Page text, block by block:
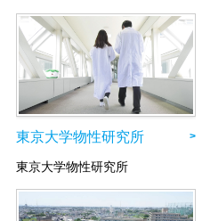
東京大学物性研究所
東京大学物性研究所